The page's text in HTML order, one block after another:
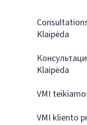
Klaipėda
Klaipėda
VMI
VMI kliento